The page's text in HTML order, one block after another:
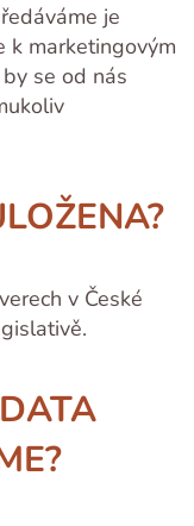
je
k marketingovým
se od nás
v České